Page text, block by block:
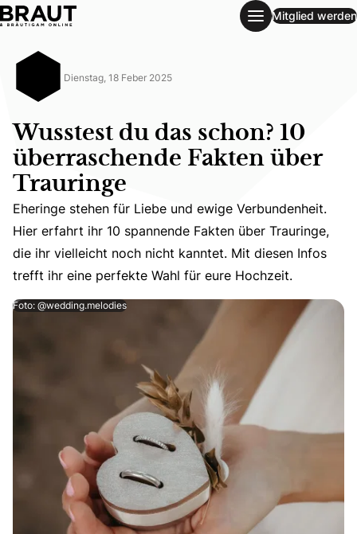
Wusstest du das schon? 10 überraschende Fakten über
Mitglied werden
Dienstag, 18 Feber 2025
Wusstest du das schon? 10
überraschende Fakten über
Trauringe
Eheringe stehen für Liebe und ewige Verbundenheit.
Eheringe stehen für Liebe und ewige Verbundenheit.
Hier erfahrt ihr 10 spannende Fakten über Trauringe,
die ihr vielleicht noch nicht kanntet. Mit diesen Infos
trefft ihr eine perfekte Wahl für eure Hochzeit.
Foto: @wedding.melodies